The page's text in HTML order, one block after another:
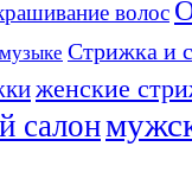
волос
Стрижка и
женские
салон